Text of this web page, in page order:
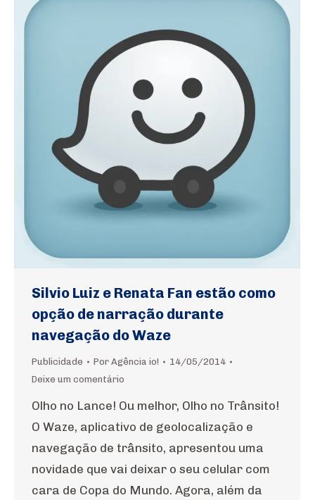
Silvio Luiz e Renata Fan estão como
opção de narração durante
navegação do Waze
Publicidade Por Agência io!
14/05/2014
Deixe um comentário
Olho no Lance! Ou melhor, Olho no Trânsito!
O Waze, aplicativo de geolocalização e
navegação de trânsito, apresentou uma
novidade que vai deixar o seu celular com
cara de Copa do Mundo. Agora, além da